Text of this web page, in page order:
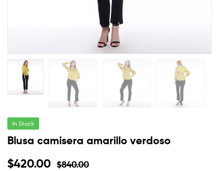
In Stock
Blusa camisera amarillo verdoso
$840.00
$420.00